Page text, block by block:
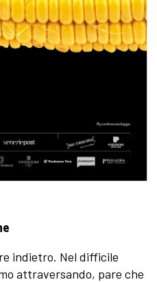
indietro. Nel difficile
attraversando, pare che